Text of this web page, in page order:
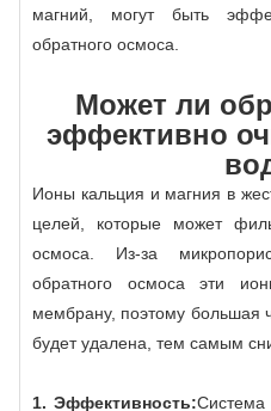
магний, могут быть
обратного осмоса.
Может ли
эффективно
Ионы кальция и магния в
целей, которые может
осмоса. Из-за
обратного осмоса эти
мембрану, поэтому большая
будет удалена, тем самым
1. Эффективность:Система